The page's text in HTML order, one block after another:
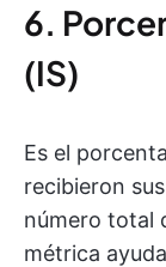
6.
(IS)
Es el
recibieron
número total
métrica